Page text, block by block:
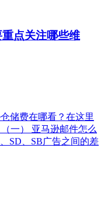
点关注哪些维
储费在哪看？在这里
一）
亚马逊邮件怎么
SD、SB广告之间的差